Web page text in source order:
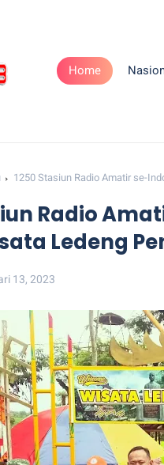
Home
1250 Stasiun Radio Amatir se-
Radio
Ledeng
13, 2023